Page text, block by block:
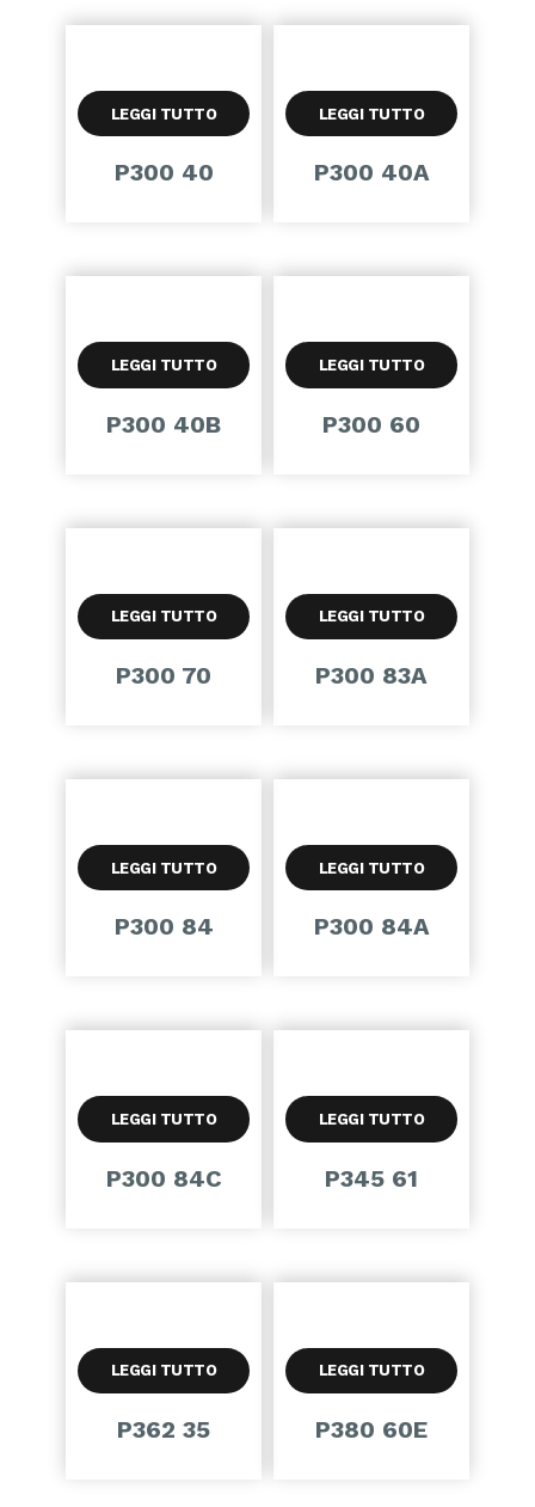
LEGGI TUTTO
P300 40
LEGGI TUTTO
P300 40A
LEGGI TUTTO
P300 40B
LEGGI TUTTO
P300 60
LEGGI TUTTO
P300 70
LEGGI TUTTO
P300 83A
LEGGI TUTTO
P300 84
LEGGI TUTTO
P300 84A
LEGGI TUTTO
P300 84C
LEGGI TUTTO
P345 61
LEGGI TUTTO
P362 35
LEGGI TUTTO
P380 60E